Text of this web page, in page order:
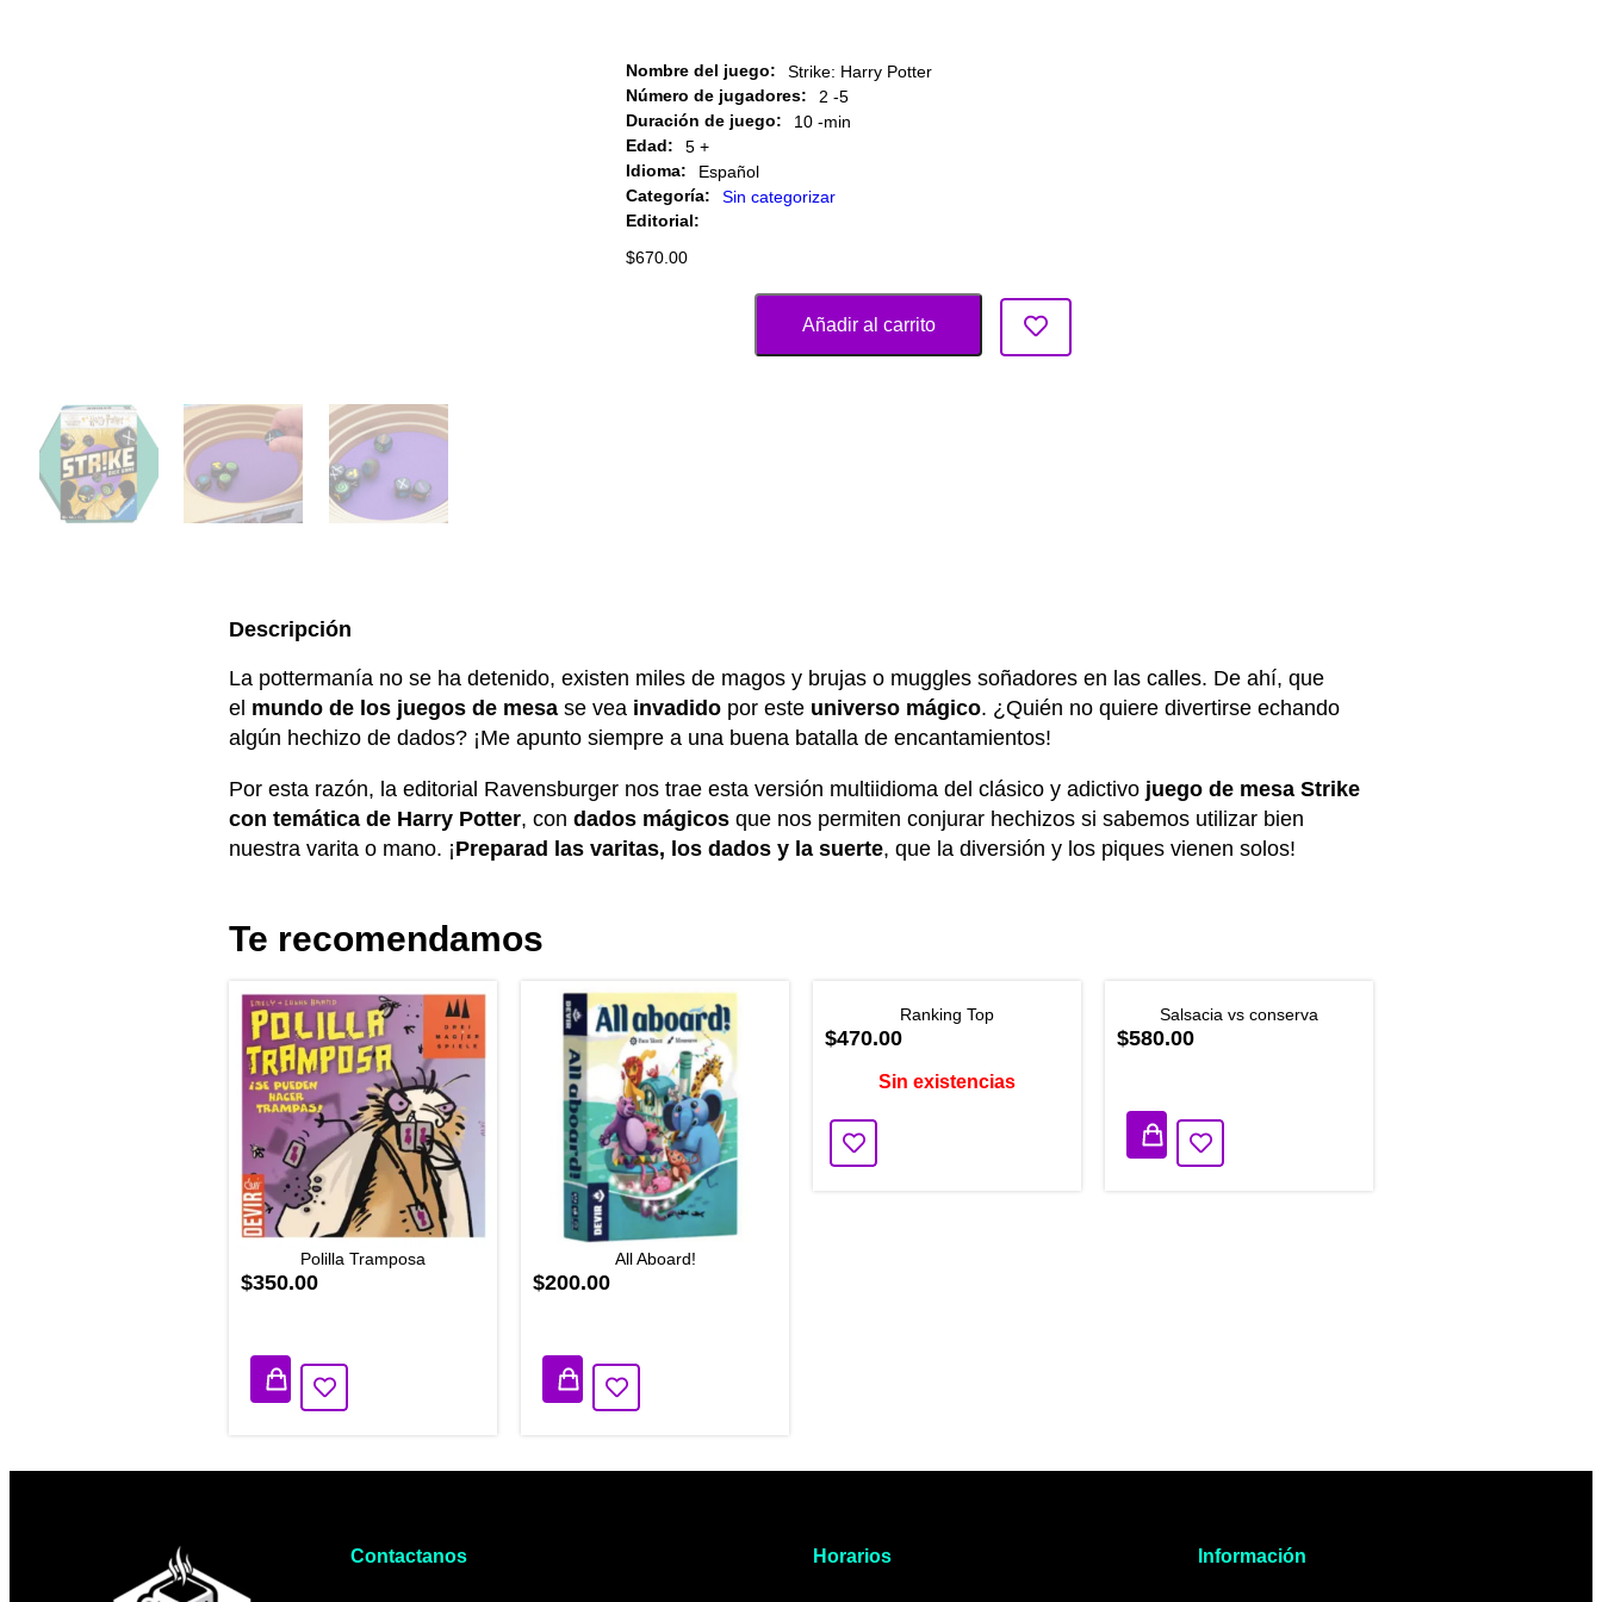
Nombre del juego:
Strike: Harry Potter
Número de jugadores:
2 -5
Duración de juego:
10 -min
Edad:
5 +
Idioma:
Español
Categoría:
Sin categorizar
Editorial:
$670.00
Añadir al carrito
Descripción
La pottermanía no se ha detenido, existen miles de magos y brujas o muggles soñadores en las calles. De ahí, que
el mundo de los juegos de mesa se vea invadido por este universo mágico. ¿Quién no quiere divertirse echando
algún hechizo de dados? ¡Me apunto siempre a una buena batalla de encantamientos!
Por esta razón, la editorial Ravensburger nos trae esta versión multiidioma del clásico y adictivo juego de mesa Strike
con temática de Harry Potter, con dados mágicos que nos permiten conjurar hechizos si sabemos utilizar bien
nuestra varita o mano. ¡Preparad las varitas, los dados y la suerte, que la diversión y los piques vienen solos!
Te recomendamos
Polilla Tramposa
$350.00
All Aboard!
$200.00
Ranking Top
$470.00
Sin existencias
Salsacia vs conserva
$580.00
Contactanos Horarios Información